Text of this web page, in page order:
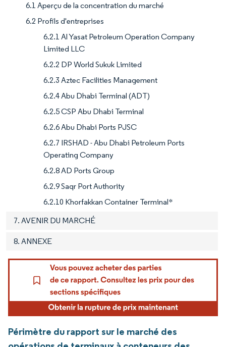
6.1 Aperçu de la concentration du marché
6.2 Profils d'entreprises
6.2.1 Al Yasat Petroleum Operation Company
Limited LLC
6.2.2 DP World Sukuk Limited
6.2.3 Aztec Facilities Management
6.2.4 Abu Dhabi Terminal (ADT)
6.2.5 CSP Abu Dhabi Terminal
6.2.6 Abu Dhabi Ports PJSC
6.2.7 IRSHAD - Abu Dhabi Petroleum Ports
Operating Company
6.2.8 AD Ports Group
6.2.9 Saqr Port Authority
6.2.10 Khorfakkan Container Terminal*
7. AVENIR DU MARCHÉ
8. ANNEXE
Périmètre du rapport sur le marché des